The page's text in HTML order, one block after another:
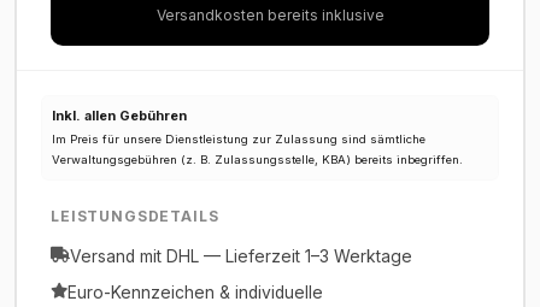
Versandkosten bereits inklusive
Inkl. allen Gebühren
Im Preis für unsere Dienstleistung zur Zulassung sind sämtliche
Verwaltungsgebühren (z. B. Zulassungsstelle, KBA) bereits inbegriffen.
LEISTUNGSDETAILS
Versand mit DHL — Lieferzeit 1–3 Werktage
Euro-Kennzeichen & individuelle